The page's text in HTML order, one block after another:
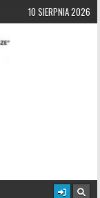
10 SIERPNIA 2026